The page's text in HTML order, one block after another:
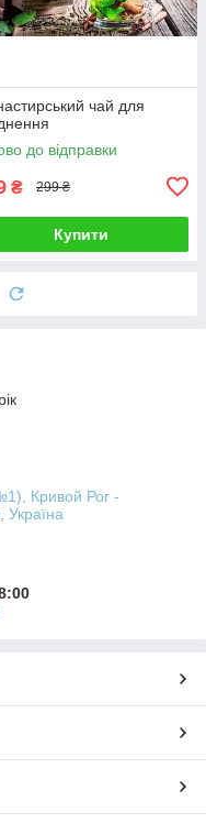
чай для
до відправки
₴ 299 ₴
Купити
Кривой Рог -